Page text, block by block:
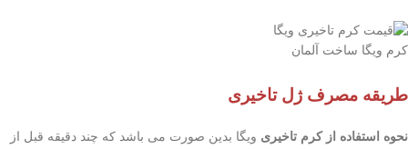
کرم ویگا ساخت آلمان
طریقه مصرف ژل تاخیری
نحوه استفاده از کرم تاخیری ویگا بدین صورت می باشد که چند دقیقه قبل از